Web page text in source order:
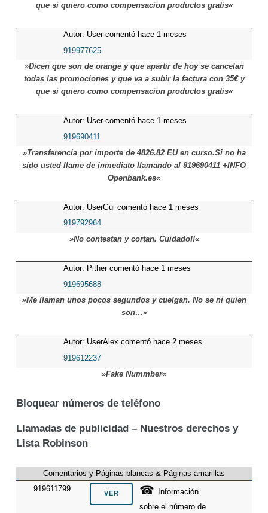
que si quiero como compensacion productos gratis«
Autor: User comentó hace 1 meses
919977625
»Dicen que son de orange y que apartir de hoy se cancelan
todas las promociones y que va a subir la factura con 35€ y
que si quiero como compensacion productos gratis«
Autor: User comentó hace 1 meses
919690411
»Transferencia por importe de 4826.82 EU en curso.Si no ha
sido usted llame de inmediato llamando al 919690411 +INFO
Openbank.es«
Autor: UserGui comentó hace 1 meses
919792964
»No contestan y cortan. Cuidado!!«
Autor: Pither comentó hace 1 meses
919695688
»Me llaman unos pocos segundos y cuelgan. No se ni quien
son…«
Autor: UserAlex comentó hace 2 meses
919612237
»Fake Nummber«
Bloquear números de teléfono
Llamadas de publicidad – Nuestros derechos y
Lista Robinson
Comentarios y Páginas blancas & Páginas amarillas
919611799
☎
Información
sobre el número de